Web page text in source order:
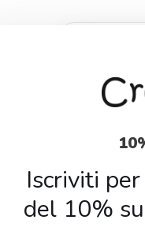
Products
IDEE REGALO
Iscriviti
del 10%